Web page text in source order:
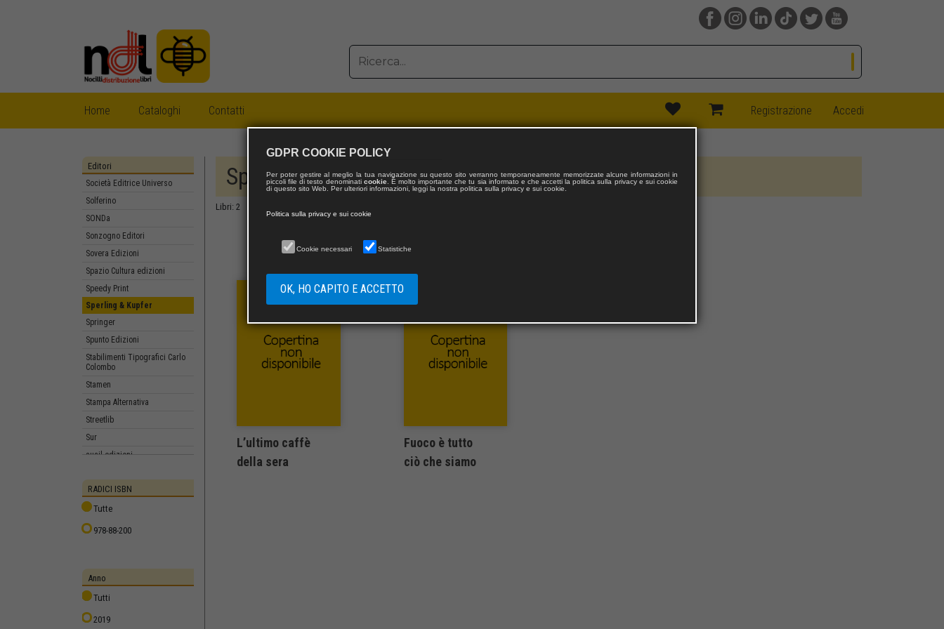
Home (current)Cataloghi Contatti (current)Registrazione (current)
Accedi
Editori
Silele Edizioni
SilvanaEditoriale
Sinfonica jazz edizioni
musicali
Skira
Società di Studi Fiumani
Società Editrice Ricerche
Società Editrice Universo
Solferino
SONDa
Sonzogno Editori
Sovera Edizioni
Spazio Cultura edizioni
Speedy Print
Sperling & Kupfer
Springer
Spunto Edizioni
Stabilimenti Tipografici Carlo
Colombo
Stamen
Stampa Alternativa
Streetlib
Sur
susil edizioni
Talos Edizioni
Tangram Edizioni Scientifiche
Tau editrice
tecniche nuove
Tekeditori
TERRE SOMMERSE
RADICI ISBN
Tutte
978-88-200
Anno
Tutti
2019
Sperling & Kupfer
Libri: 2
L’ultimo caffè
della sera
Fuoco è tutto
ciò che siamo
GDPR COOKIE POLICY
Per poter gestire al meglio la tua navigazione su questo sito verranno temporaneamente memorizzate alcune informazioni in
piccoli file di testo denominati cookie. È molto importante che tu sia informato e che accetti la politica sulla privacy e sui cookie
di questo sito Web. Per ulteriori informazioni, leggi la nostra politica sulla privacy e sui cookie.
Politica sulla privacy e sui cookie
Cookie necessari Statistiche
OK, HO CAPITO E ACCETTO